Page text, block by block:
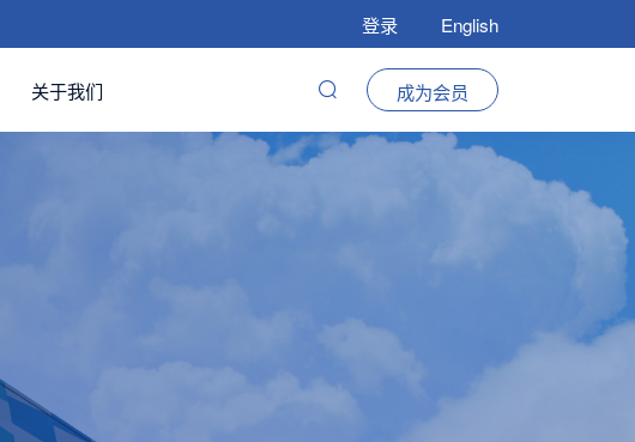
登录 English
关于我们 成为会员